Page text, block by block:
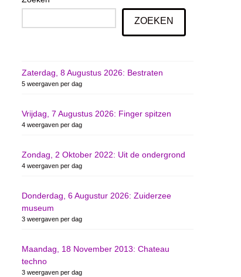
ZOEKEN
Zaterdag, 8 Augustus 2026: Bestraten
5 weergaven per dag
Vrijdag, 7 Augustus 2026: Finger spitzen
4 weergaven per dag
Zondag, 2 Oktober 2022: Uit de ondergrond
4 weergaven per dag
Donderdag, 6 Augustur 2026: Zuiderzee
museum
3 weergaven per dag
Maandag, 18 November 2013: Chateau
techno
3 weergaven per dag